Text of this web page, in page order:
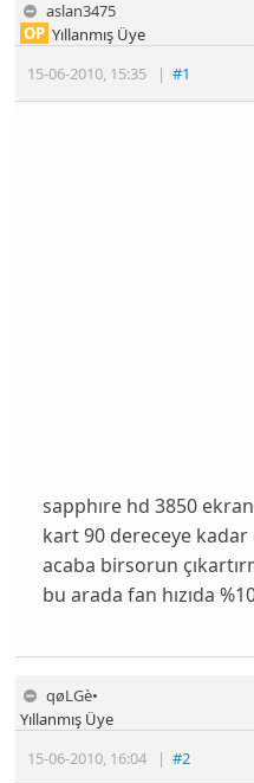
aslan3475
15-06-2010, 15:35 |#1
OP Yıllanmış Üye
sapphıre hd 3850
kart 90 dereceye kadar
acaba birsorun
bu arada fan hızıda
qøLGè•
15-06-2010, 16:04 |#2
Yıllanmış Üye